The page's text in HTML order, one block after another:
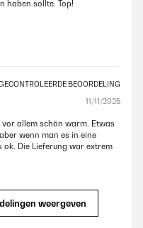
haben sollte. Top!
BEOORDELING
11/11/2025
allem schön warm. Etwas
wenn man es in eine
ok. Die Lieferung war extrem
weergeven